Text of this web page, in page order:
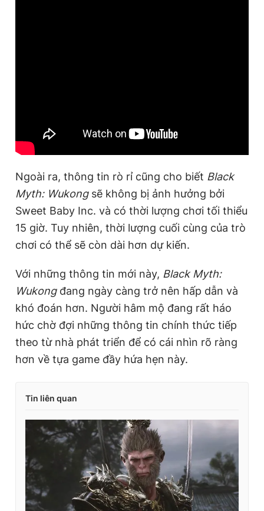
Ngoài ra, thông tin rò rỉ cũng cho biết Black
Myth: Wukongsẽ không bị ảnh hưởng bởi
Sweet Baby Inc. và có thời lượng chơi tối thiểu
15 giờ. Tuy nhiên, thời lượng cuối cùng của trò
chơi có thể sẽ còn dài hơn dự kiến.
Với những thông tin mới này, Black Myth:
Wukongđang ngày càng trở nên hấp dẫn và
khó đoán hơn. Người hâm mộ đang rất háo
hức chờ đợi những thông tin chính thức tiếp
theo từ nhà phát triển để có cái nhìn rõ ràng
hơn về tựa game đầy hứa hẹn này.
Tin liên quan